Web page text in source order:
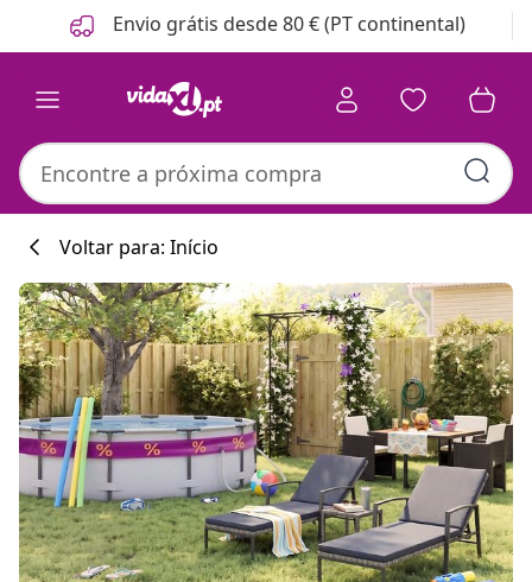
Anterior
Seguinte Envio grátis desde 80 € (PT continental)
Voltar para: Início